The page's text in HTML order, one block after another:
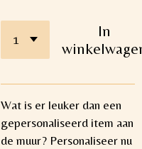
In
Wat is er leuker dan een
gepersonaliseerd item aan
de muur? Personaliseer nu